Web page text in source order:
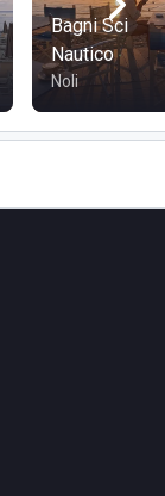
Bagni Sci
Nautico
Noli